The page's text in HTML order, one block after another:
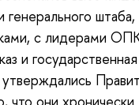
генерального штаба,
с лидерами
и